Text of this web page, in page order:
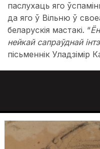
паслухаць яго
да яго ў Вільню ў
беларускія мастакі. “
нейкай сапраўднай
пісьменнік Уладзімір